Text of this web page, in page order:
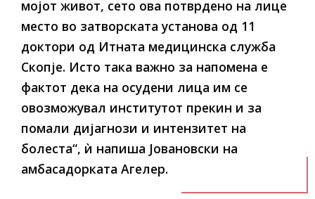
мојот живот, сето ова потврдено на лице
место во затворската установа од 11
доктори од Итната медицинска служба
Скопје. Исто така важно за напомена е
фактот дека на осудени лица им се
овозможувал институтот прекин и за
помали дијагнози и интензитет на
болеста“, ѝ напиша Јовановски на
амбасадорката Агелер.